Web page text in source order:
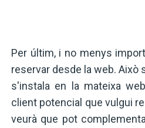
Per últim, i no menys
reservar desde la web.
s'instala en la mateixa
client potencial que vulgui
veurà que pot